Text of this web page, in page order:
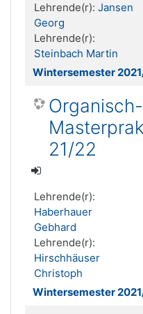
Lehrende(r): Jansen
Georg
Lehrende(r):
Steinbach Martin
Wintersemester
21/22
Lehrende(r):
Haberhauer
Gebhard
Lehrende(r):
Hirschhäuser
Christoph
Wintersemester